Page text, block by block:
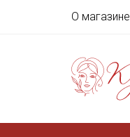
О магазине